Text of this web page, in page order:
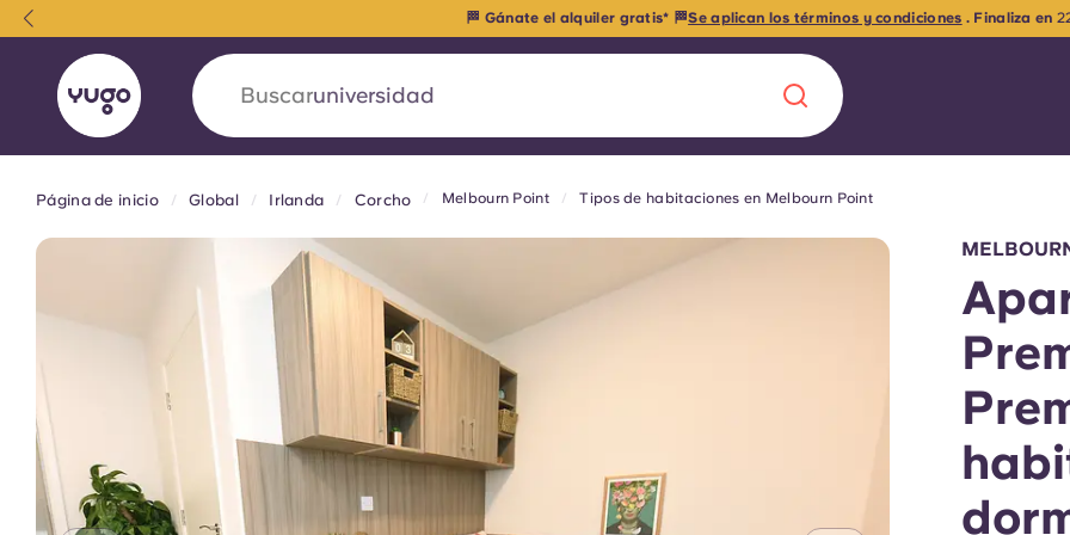
Buscaralojamiento
Acerca deUbicacionesMás
Yugo VCARB: Impulsando una nueva era
en el alojamiento para estudiantes
La colaboración pionera Yugocon VCARB impulsa la innovación,
la ambición y momentos inolvidables para los estudiantes.
Quiénes somos
Preguntas
English (GB) English (US) Chinese
🔒 ¡Asegúrate tu habitación para el 26 y 27 con solo 99 € de anticipo!Reserva
Página de inicio Global Irlanda Corcho Melbourn Point Tipos de habitaciones en Melbourn Point